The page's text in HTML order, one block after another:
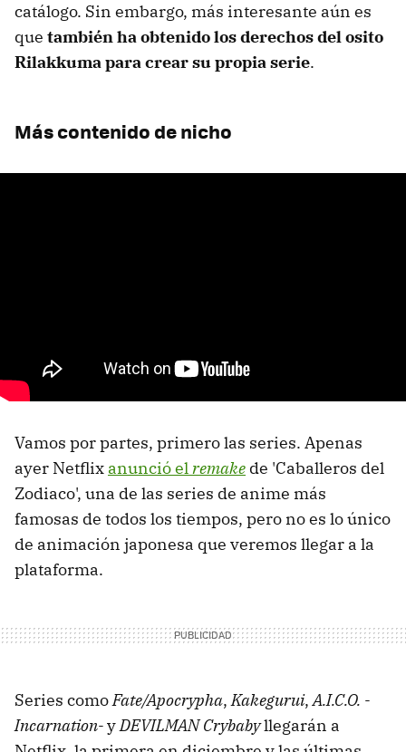
catálogo. Sin embargo, más interesante aún es
que también ha obtenido los derechos del osito
Rilakkuma para crear su propia serie.
Más contenido de nicho
Vamos por partes, primero las series. Apenas
ayer Netflix anunció elremake de 'Caballeros del
Zodiaco', una de las series de anime más
famosas de todos los tiempos, pero no es lo único
de animación japonesa que veremos llegar a la
plataforma.
Series comoFate/Apocrypha,Kakegurui,A.I.C.O. -
Incarnation-yDEVILMAN Crybabyllegarán a